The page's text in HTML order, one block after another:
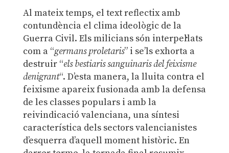
Al mateix temps, el text reflectix amb
contundència el clima ideològic de la
Guerra Civil. Els milicians són interpel·lats
com a “germans proletaris” i se’ls exhorta a
destruir “els bestiaris sanguinaris del feixisme
denigrant“. D’esta manera, la lluita contra el
feixisme apareix fusionada amb la defensa
de les classes populars i amb la
reivindicació valenciana, una síntesi
característica dels sectors valencianistes
d’esquerra d’aquell moment històric. En